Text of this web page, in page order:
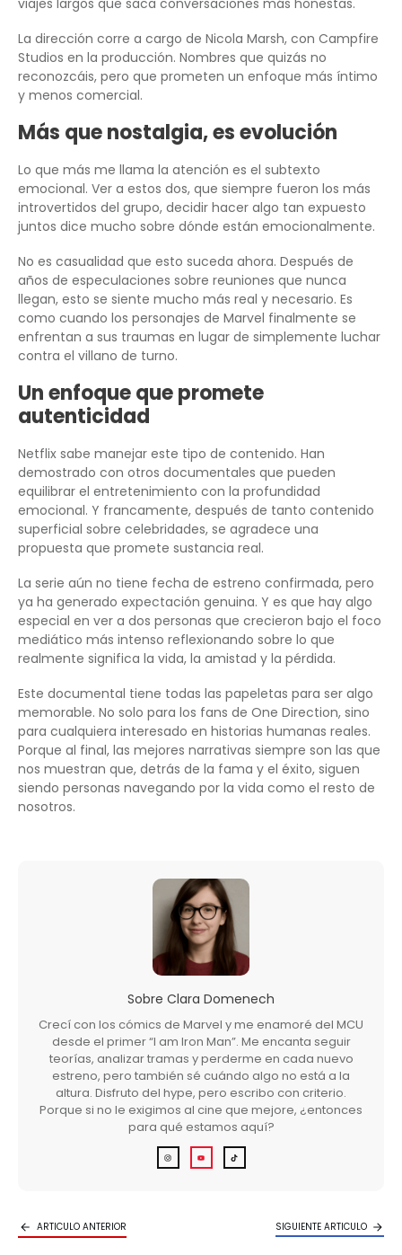
viajes largos que saca conversaciones más honestas.
La dirección corre a cargo de Nicola Marsh, con Campfire
Studios en la producción. Nombres que quizás no
reconozcáis, pero que prometen un enfoque más íntimo
y menos comercial.
Más que nostalgia, es evolución
Lo que más me llama la atención es el subtexto
emocional. Ver a estos dos, que siempre fueron los más
introvertidos del grupo, decidir hacer algo tan expuesto
juntos dice mucho sobre dónde están emocionalmente.
No es casualidad que esto suceda ahora. Después de
años de especulaciones sobre reuniones que nunca
llegan, esto se siente mucho más real y necesario. Es
como cuando los personajes de Marvel finalmente se
enfrentan a sus traumas en lugar de simplemente luchar
contra el villano de turno.
Un enfoque que promete
autenticidad
Netflix sabe manejar este tipo de contenido. Han
demostrado con otros documentales que pueden
equilibrar el entretenimiento con la profundidad
emocional. Y francamente, después de tanto contenido
superficial sobre celebridades, se agradece una
propuesta que promete sustancia real.
La serie aún no tiene fecha de estreno confirmada, pero
ya ha generado expectación genuina. Y es que hay algo
especial en ver a dos personas que crecieron bajo el foco
mediático más intenso reflexionando sobre lo que
realmente significa la vida, la amistad y la pérdida.
Este documental tiene todas las papeletas para ser algo
memorable. No solo para los fans de One Direction, sino
para cualquiera interesado en historias humanas reales.
Porque al final, las mejores narrativas siempre son las que
nos muestran que, detrás de la fama y el éxito, siguen
siendo personas navegando por la vida como el resto de
nosotros.
Sobre Clara Domenech
Crecí con los cómics de Marvel y me enamoré del MCU
desde el primer “I am Iron Man”. Me encanta seguir
teorías, analizar tramas y perderme en cada nuevo
estreno, pero también sé cuándo algo no está a la
altura. Disfruto del hype, pero escribo con criterio.
Porque si no le exigimos al cine que mejore, ¿entonces
para qué estamos aquí?
ARTICULO ANTERIOR SIGUIENTE ARTICULO